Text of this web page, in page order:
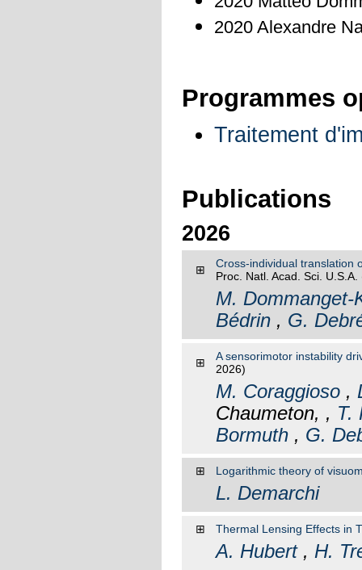
2020 Alexandre
Programmes
Traitement
Publications
2026
⊞
Cross-individual translation
Proc. Natl. Acad. Sci. U.S.A.
M. Dommanget-
Bédrin , G.
⊞
A sensorimotor instability
2026)
M. Coraggioso ,
Chaumeton, , T.
Bormuth , G.
⊞ Logarithmic theory of
L. Demarchi
⊞ Thermal Lensing Effects in
A. Hubert, H.